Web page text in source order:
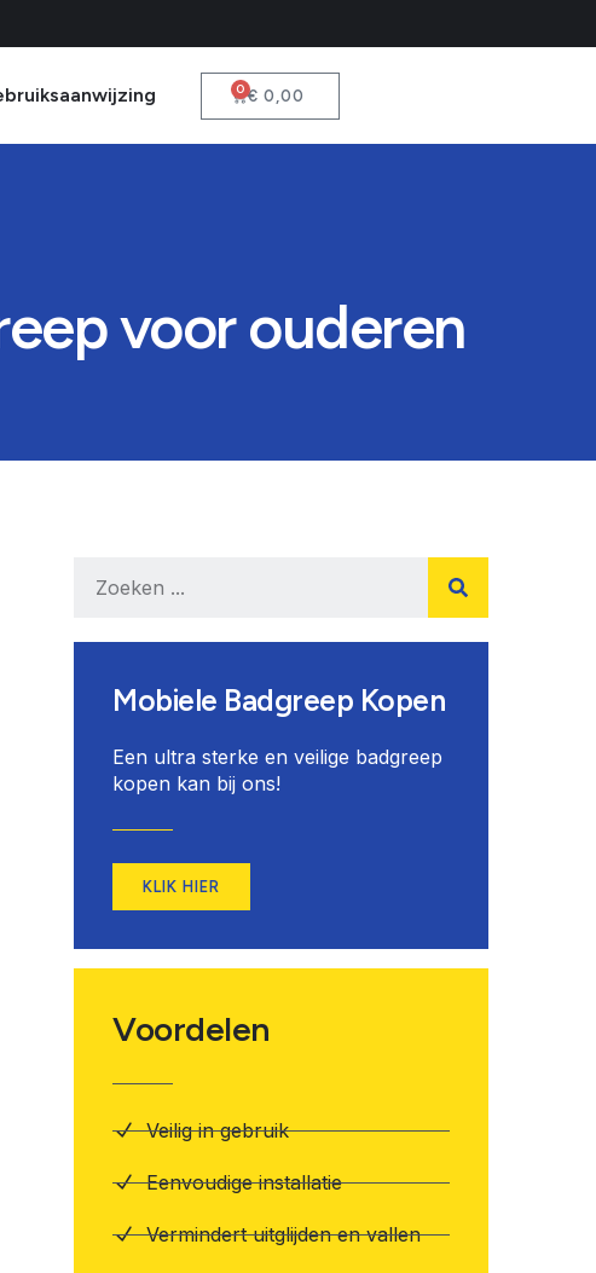
€ 0,00
0
voor ouderen
Mobiele Badgreep Kopen
Een ultra sterke en veilige badgreep
kopen kan bij ons!
KLIK HIER
Voordelen
Veilig in gebruik
Eenvoudige installatie
Vermindert uitglijden en vallen